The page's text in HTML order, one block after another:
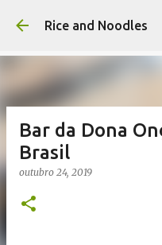
Pular para o
Rice and Noodles
Bar da Dona
Brasil
outubro 24, 2019